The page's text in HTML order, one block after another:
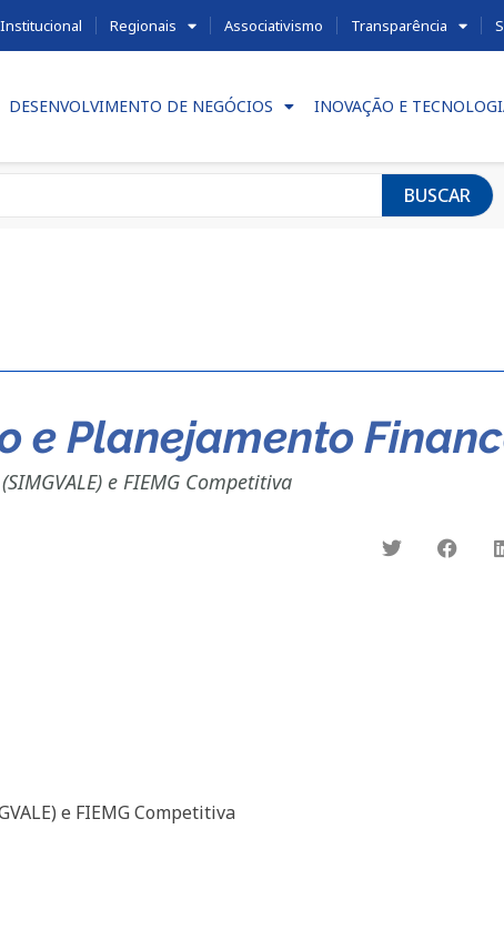
Institucional Regionais Associativismo Transparência
DESENVOLVIMENTO DE NEGÓCIOS INOVAÇÃO E
BUSCAR
e Planejamento
e FIEMG Competitiva
e FIEMG Competitiva